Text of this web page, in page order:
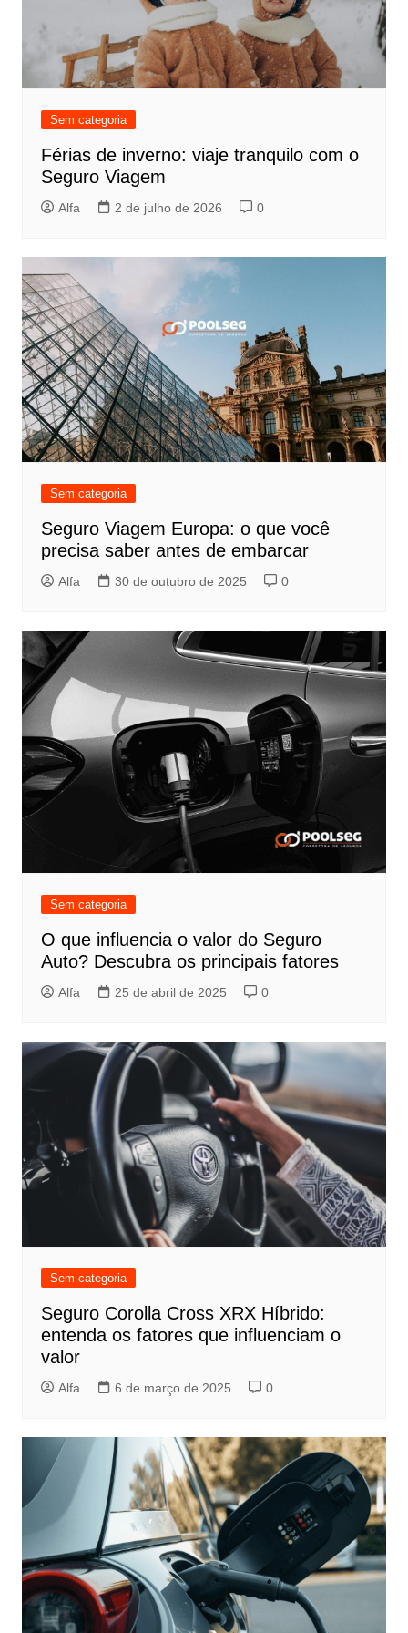
Sem categoria
Férias de inverno: viaje tranquilo com o
Seguro Viagem
Alfa 2 de julho de 2026 0
Sem categoria
Seguro Viagem Europa: o que você
precisa saber antes de embarcar
Alfa 30 de outubro de 2025 0
Sem categoria
O que influencia o valor do Seguro
Auto? Descubra os principais fatores
Alfa 25 de abril de 2025 0
Sem categoria
Seguro Corolla Cross XRX Híbrido:
entenda os fatores que influenciam o
valor
Alfa 6 de março de 2025 0